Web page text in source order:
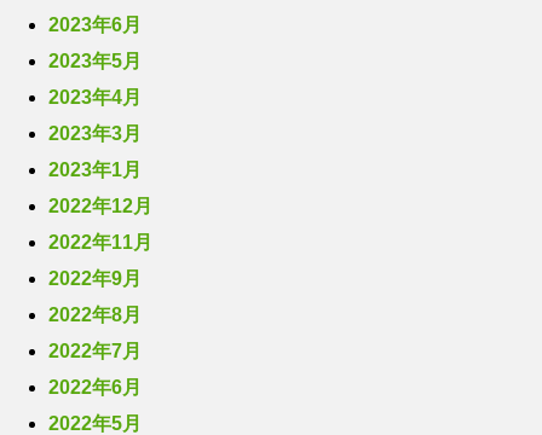
2023年6月
2023年5月
2023年4月
2023年3月
2023年1月
2022年12月
2022年11月
2022年9月
2022年8月
2022年7月
2022年6月
2022年5月